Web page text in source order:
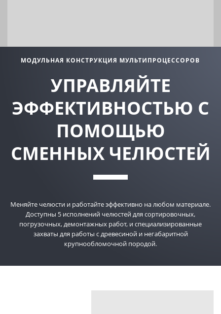
МОДУЛЬНАЯ КОНСТРУКЦИЯ МУЛЬТИПРОЦЕССОРОВ
УПРАВЛЯЙТЕ
ЭФФЕКТИВНОСТЬЮ С
ПОМОЩЬЮ
СМЕННЫХ ЧЕЛЮСТЕЙ
Меняйте челюсти и работайте эффективно на любом материале.
Доступны 5 исполнений челюстей для сортировочных,
погрузочных, демонтажных работ, и специализированные
захваты для работы с древесиной и негабаритной
крупнообломочной породой.